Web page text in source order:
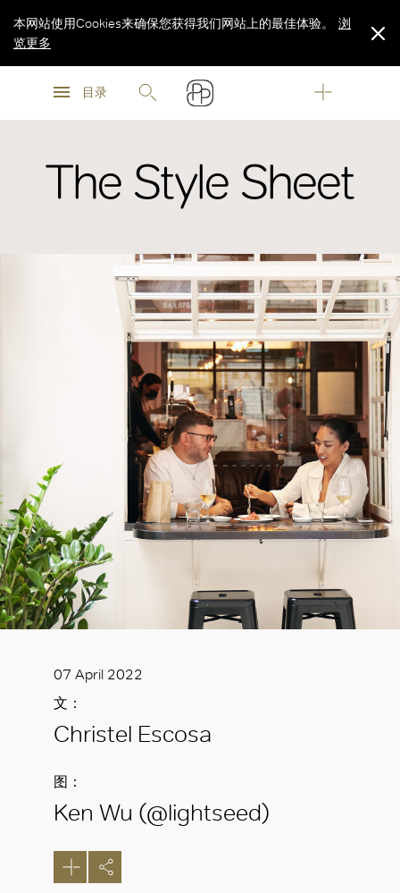
浏
目录
本网站使用Cookies来确保您获得我们网站上的最佳体验。
浏
览更多
The Style Sheet
07 April 2022
文：
Christel Escosa
图：
Ken Wu (@lightseed)